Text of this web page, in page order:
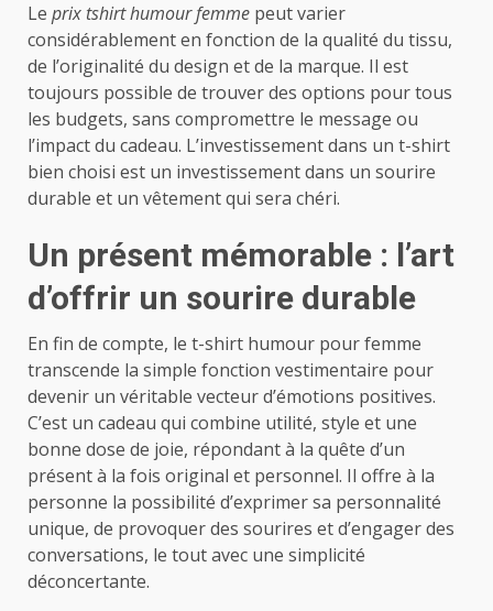
Le prix tshirt humour femme peut varier
considérablement en fonction de la qualité du tissu,
de l’originalité du design et de la marque. Il est
toujours possible de trouver des options pour tous
les budgets, sans compromettre le message ou
l’impact du cadeau. L’investissement dans un t-shirt
bien choisi est un investissement dans un sourire
durable et un vêtement qui sera chéri.
Un présent mémorable : l’art
d’offrir un sourire durable
En fin de compte, le t-shirt humour pour femme
transcende la simple fonction vestimentaire pour
devenir un véritable vecteur d’émotions positives.
C’est un cadeau qui combine utilité, style et une
bonne dose de joie, répondant à la quête d’un
présent à la fois original et personnel. Il offre à la
personne la possibilité d’exprimer sa personnalité
unique, de provoquer des sourires et d’engager des
conversations, le tout avec une simplicité
déconcertante.